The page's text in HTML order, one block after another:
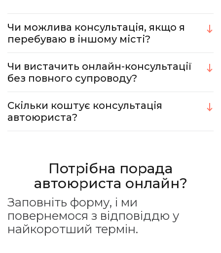
Чи можлива консультація, якщо я
перебуваю в іншому місті?
Чи вистачить онлайн-консультації
без повного супроводу?
Скільки коштує консультація
автоюриста?
Потрібна порада
автоюриста онлайн?
Заповніть форму, і ми
повернемося з відповіддю у
найкоротший термін.